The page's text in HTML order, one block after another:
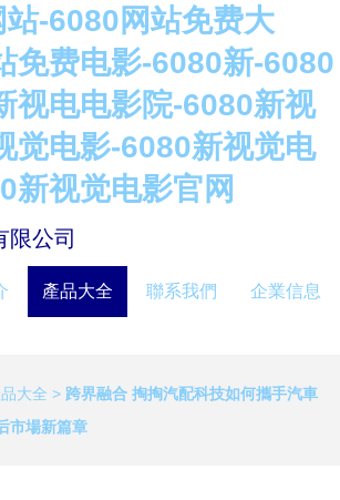
-6080网站免费大
免费电影-6080新-6080
视电电影院-6080新视
觉电影-6080新视觉电
新视觉电影官网
限公司
產品大全 聯系我們 企業信息
大全 > 跨界融合 掏掏汽配科技如何攜手汽車
市場新篇章